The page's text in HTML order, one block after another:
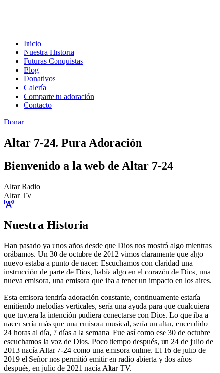
Inicio
Nuestra Historia
Futuras Conquistas
Blog
Donativos
Galería
Comparte tu adoración
Contacto
Donar
Altar 7-24. Pura Adoración
Bienvenido a la web de Altar 7-24
Altar Radio
Altar TV
Nuestra Historia
Han pasado ya unos años desde que Dios nos mostró algo mientras
orábamos. Un 30 de octubre de 2012 vimos claramente que algo
nuevo estaba a punto de nacer. Escuchamos con claridad una
instrucción de parte de Dios, había algo en el corazón de Dios, una
nueva emisora, una emisora que iba a tener un impacto en los aires.
Esta emisora tendría adoración constante, continuamente estaría
emitiendo melodías verticales, sería una ayuda para que cualquiera
que tuviera la intención pudiera conectarse con Dios. Lo que iba a
nacer sería más que una emisora musical, sería un altar, encendido
24 horas al día, 7 días a la semana. Fue así como ese 30 de octubre
escuchamos la voz de Dios. Poco tiempo después, un 24 de julio de
2013 nacía Altar 7-24 como una emisora online. El 16 de julio de
2019 el Señor nos permitió emitir en radio abierta y dos años
después, en julio de 2021 nacía Altar TV.